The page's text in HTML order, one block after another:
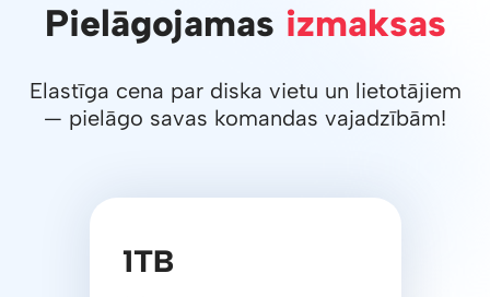
Pielāgojamas izmaksas
Elastīga cena par diska vietu un lietotājiem
— pielāgo savas komandas vajadzībām!
1TB